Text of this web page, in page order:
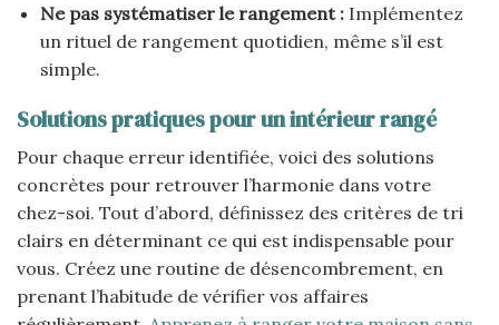
Ne pas systématiser le rangement :Implémentez
un rituel de rangement quotidien, même s’il est
simple.
Solutions pratiques pour un intérieur rangé
Pour chaque erreur identifiée, voici des solutions
concrètes pour retrouver l’harmonie dans votre
chez-soi. Tout d’abord, définissez des critères de tri
clairs en déterminant ce qui est indispensable pour
vous. Créez une routine de désencombrement, en
prenant l’habitude de vérifier vos affaires